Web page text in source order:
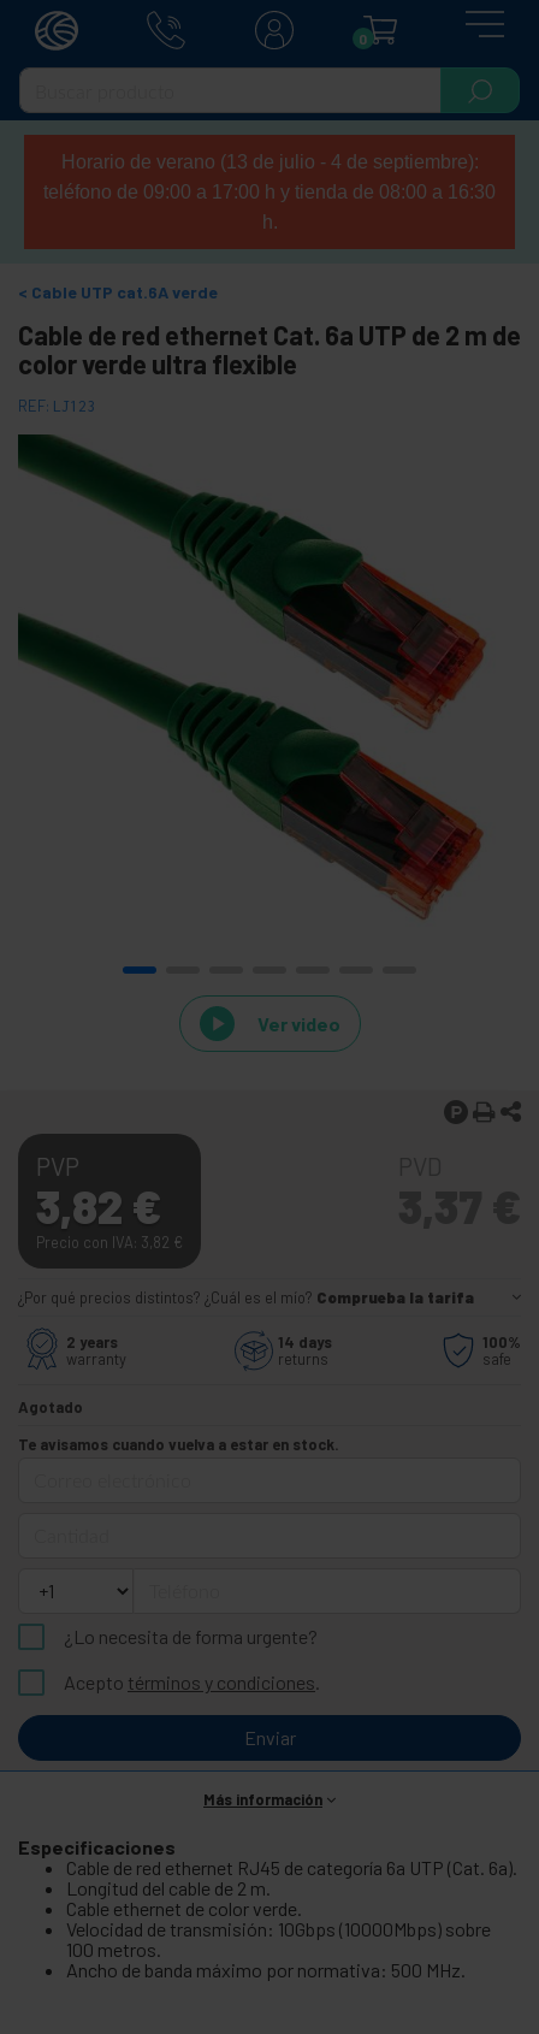
0
Horario de verano (13 de julio - 4 de septiembre):
teléfono de 09:00 a 17:00 h y tienda de 08:00 a 16:30
h.
Cable UTP cat.6A verde
Cable de red ethernet Cat. 6a UTP de 2 m de
color verde ultra flexible
REF: LJ123
Ver video
PVP
3,82 €
Precio con IVA: 3,82 €
¿Por qué precios distintos? ¿Cuál es el mío? Comprueba la tarifa
2 years
warranty
14 days
returns
100%
safe
Agotado
Te avisamos cuando vuelva a estar en stock.
¿Lo necesita de forma urgente?
Acepto términos y condiciones.
Enviar
Más información
Especificaciones
Cable de red ethernet RJ45 de categoría 6a UTP (Cat. 6a).
Longitud del cable de 2 m.
Cable ethernet de color verde.
Velocidad de transmisión: 10Gbps (10000Mbps) sobre
100 metros.
Ancho de banda máximo por normativa: 500 MHz.